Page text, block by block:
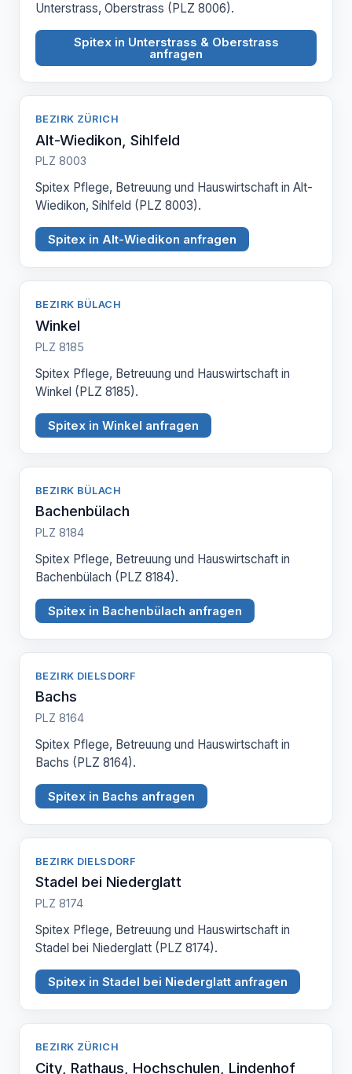
Unterstrass, Oberstrass (PLZ 8006).
Spitex in Unterstrass & Oberstrass
anfragen
BEZIRK ZÜRICH
Alt-Wiedikon, Sihlfeld
PLZ 8003
Spitex Pflege, Betreuung und Hauswirtschaft in Alt-
Wiedikon, Sihlfeld (PLZ 8003).
Spitex in Alt-Wiedikon anfragen
BEZIRK BÜLACH
Winkel
PLZ 8185
Spitex Pflege, Betreuung und Hauswirtschaft in
Winkel (PLZ 8185).
Spitex in Winkel anfragen
BEZIRK BÜLACH
Bachenbülach
PLZ 8184
Spitex Pflege, Betreuung und Hauswirtschaft in
Bachenbülach (PLZ 8184).
Spitex in Bachenbülach anfragen
BEZIRK DIELSDORF
Bachs
PLZ 8164
Spitex Pflege, Betreuung und Hauswirtschaft in
Bachs (PLZ 8164).
Spitex in Bachs anfragen
BEZIRK DIELSDORF
Stadel bei Niederglatt
PLZ 8174
Spitex Pflege, Betreuung und Hauswirtschaft in
Stadel bei Niederglatt (PLZ 8174).
Spitex in Stadel bei Niederglatt anfragen
BEZIRK ZÜRICH
City, Rathaus, Hochschulen, Lindenhof